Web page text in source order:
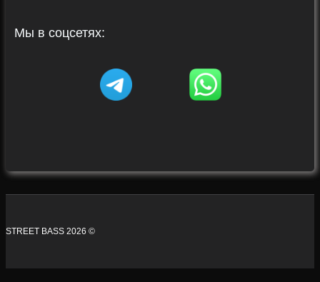
Мы в соцсетях:
STREET BASS 2026 ©